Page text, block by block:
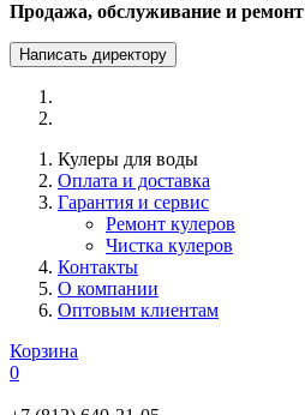
Продажа, обслуживание и ремонт
Написать директору
Кулеры для воды
Оплата и доставка
Гарантия и сервис
Ремонт кулеров
Чистка кулеров
Контакты
О компании
Оптовым клиентам
Корзина
0